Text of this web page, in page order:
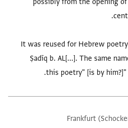
It was reused for Hebrew
Ṣadīq b. AL[...]. The same
Frankfurt